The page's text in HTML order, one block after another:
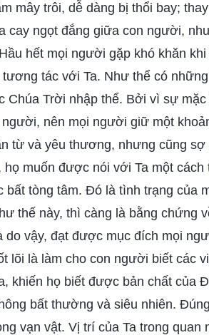
mây trôi, dễ dàng bị thổi bay;
cay ngọt đắng giữa con người,
hết mọi người gặp khó khăn
tác với Ta. Như thể có
Chúa Trời nhập thể. Bởi vì sự
nên mọi người giữ một
từ và yêu thương, nhưng cũng
họ muốn được nói với Ta một
bất tòng tâm. Đó là tình trạng của
thế này, thì càng là bằng chứng
do vậy, đạt được mục đích mọi
lõi là làm cho con người biết các
khiến họ biết được bản chất của
bất thường và siêu nhiên.
vạn vật. Vị trí của Ta trong quan